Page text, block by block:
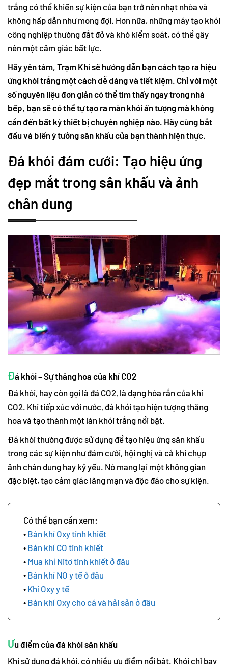
trắng có thể khiến sự kiện của bạn trở nên nhạt nhòa và
không hấp dẫn như mong đợi. Hơn nữa, những máy tạo khói
công nghiệp thường đắt đỏ và khó kiểm soát, có thể gây
nên một cảm giác bất lực.
Hãy yên tâm, Trạm Khí sẽ hướng dẫn bạn cách tạo ra hiệu
ứng khói trắng một cách dễ dàng và tiết kiệm. Chỉ với một
số nguyên liệu đơn giản có thể tìm thấy ngay trong nhà
bếp, bạn sẽ có thể tự tạo ra màn khói ấn tượng mà không
cần đến bất kỳ thiết bị chuyên nghiệp nào. Hãy cùng bắt
đầu và biến ý tưởng sân khấu của bạn thành hiện thực.
Đá khói đám cưới: Tạo hiệu ứng
đẹp mắt trong sân khấu và ảnh
chân dung
Đá khói – Sự thăng hoa của khí CO2
Đá khói, hay còn gọi là đá CO2, là dạng hóa rắn của khí
CO2. Khi tiếp xúc với nước, đá khói tạo hiện tượng thăng
hoa và tạo thành một làn khói trắng nổi bật.
Đá khói thường được sử dụng để tạo hiệu ứng sân khấu
trong các sự kiện như đám cưới, hội nghị và cả khi chụp
ảnh chân dung hay kỷ yếu. Nó mang lại một không gian
đặc biệt, tạo cảm giác lãng mạn và độc đáo cho sự kiện.
Bán khí Oxy tinh khiết
Bán khí CO tinh khiết
Mua khí Nitơ tinh khiết ở đâu
Bán khí NO y tế ở đâu
Khí Oxy y tế
Bán khí Oxy cho cá và hải sản ở đâu
Ưu điểm của đá khói sân khấu
Khi sử dụng đá khói, có nhiều ưu điểm nổi bật. Khói chỉ bay